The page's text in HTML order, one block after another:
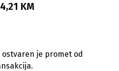
KM
je promet od